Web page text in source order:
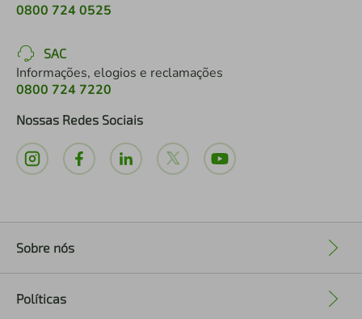
0800 724 0525
SAC
Informações, elogios e reclamações
0800 724 7220
Nossas Redes Sociais
Sobre nós
Políticas